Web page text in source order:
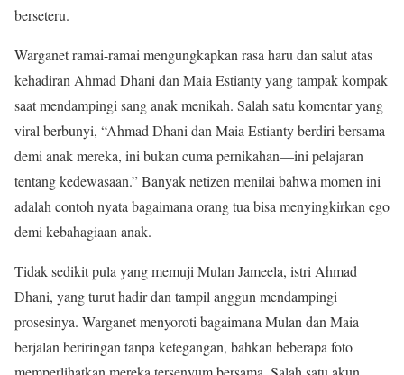
berseteru.
Warganet ramai-ramai mengungkapkan rasa haru dan salut atas
kehadiran Ahmad Dhani dan Maia Estianty yang tampak kompak
saat mendampingi sang anak menikah. Salah satu komentar yang
viral berbunyi, “Ahmad Dhani dan Maia Estianty berdiri bersama
demi anak mereka, ini bukan cuma pernikahan—ini pelajaran
tentang kedewasaan.” Banyak netizen menilai bahwa momen ini
adalah contoh nyata bagaimana orang tua bisa menyingkirkan ego
demi kebahagiaan anak.
Tidak sedikit pula yang memuji Mulan Jameela, istri Ahmad
Dhani, yang turut hadir dan tampil anggun mendampingi
prosesinya. Warganet menyoroti bagaimana Mulan dan Maia
berjalan beriringan tanpa ketegangan, bahkan beberapa foto